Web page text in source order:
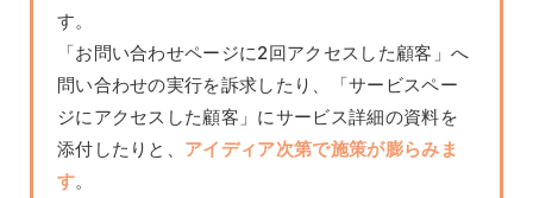
す。
「お問い合わせページに2回アクセスした顧客」へ
問い合わせの実行を訴求したり、「サービスペー
ジにアクセスした顧客」にサービス詳細の資料を
添付したりと、 アイディア次第で施策が膨らみま
す。